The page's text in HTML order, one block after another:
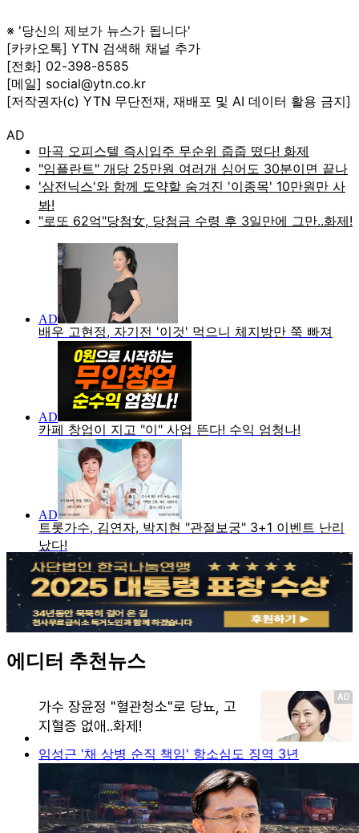
※ '당신의 제보가 뉴스가 됩니다'
[카카오톡] YTN 검색해 채널 추가
[전화] 02-398-8585
[메일] social@ytn.co.kr
[저작권자(c) YTN 무단전재, 재배포 및 AI 데이터 활용 금지]
AD
에디터 추천뉴스
임성근 '채 상병 순직 책임' 항소심도 징역 3년